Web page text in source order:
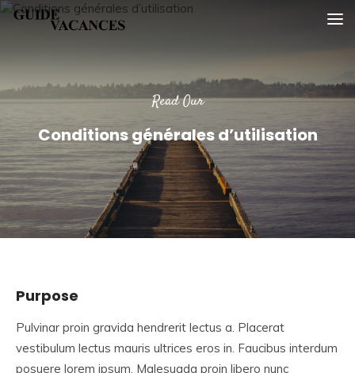
SkipGuide vacances
Read Our
Conditions générales d’utilisation
Purpose
Pulvinar proin gravida hendrerit lectus a. Placerat
vestibulum lectus mauris ultrices eros in. Faucibus interdum
posuere lorem ipsum. Malesuada proin libero nunc